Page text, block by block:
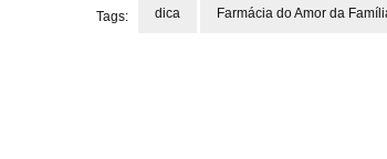
Tags: dica Farmácia do Amor da